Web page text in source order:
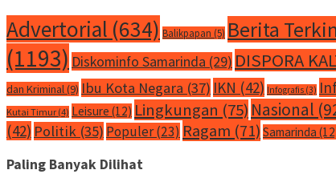
Advertorial (634) Balikpapan (5) Berita
(1193) Diskominfo Samarinda (29) DISPORA
dan Kriminal(9) Ibu Kota Negara (37) IKN (42) Infografis (3)
Kutai Timur (4) Leisure (12) Lingkungan (75) Nasional
(42) Politik (35) Populer(23) Ragam (71) Samarinda
Paling Banyak Dilihat